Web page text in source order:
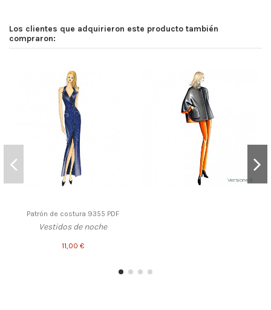
Los clientes que adquirieron este producto también
compraron:
Patrón de costura 9355 PDF
Vestidos de noche
11,00 €